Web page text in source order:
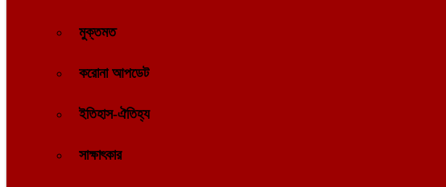
মুক্তমত
করোনা আপডেট
ইতিহাস-ঐতিহ্য
সাক্ষাৎকার